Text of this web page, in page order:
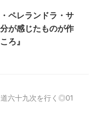
ペレランドラ・サ
が感じたものが作
ろ』
六十九次を行く◎01